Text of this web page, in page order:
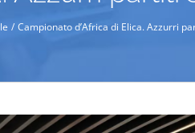
Campionato d’Africa di Elica. Azzurri